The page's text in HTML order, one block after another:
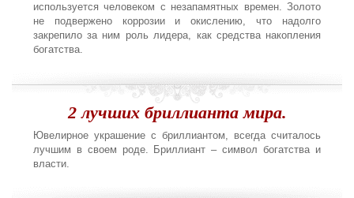
используется человеком с незапамятных времен. Золото
не подвержено коррозии и окислению, что надолго
закрепило за ним роль лидера, как средства накопления
богатства.
2 лучших бриллианта мира.
Ювелирное украшение с бриллиантом, всегда считалось
лучшим в своем роде. Бриллиант – символ богатства и
власти.